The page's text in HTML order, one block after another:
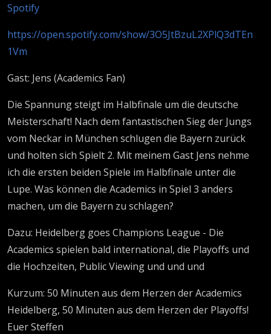
Spotify
https://open.spotify.com/show/3O5JtBzuL2XPlQ3dTEn
1Vm
Gast: Jens (Academics Fan)
Die Spannung steigt im Halbfinale um die deutsche
Meisterschaft! Nach dem fantastischen Sieg der Jungs
vom Neckar in München schlugen die Bayern zurück
und holten sich Spielt 2. Mit meinem Gast Jens nehme
ich die ersten beiden Spiele im Halbfinale unter die
Lupe. Was können die Academics in Spiel 3 anders
machen, um die Bayern zu schlagen?
Dazu: Heidelberg goes Champions League - Die
Academics spielen bald international, die Playoffs und
die Hochzeiten, Public Viewing und und und
Kurzum: 50 Minuten aus dem Herzen der Academics
Heidelberg, 50 Minuten aus dem Herzen der Playoffs!
Euer Steffen